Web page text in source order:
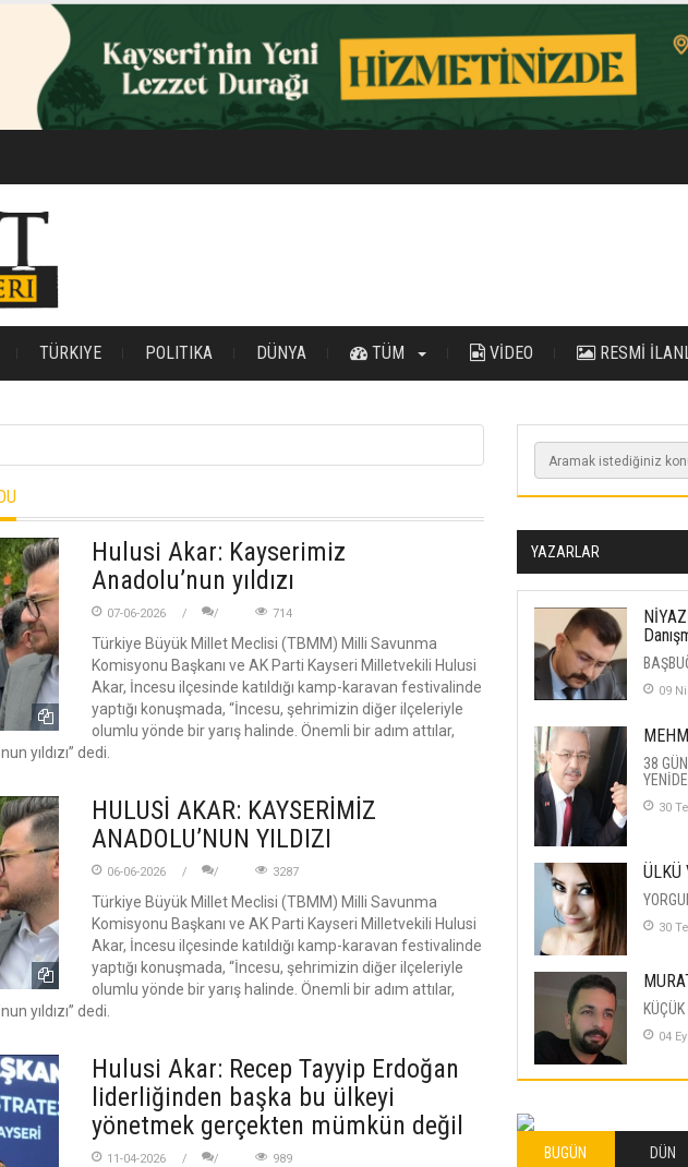
TÜRKIYE POLITIKA DÜNYA TÜM VİDEO RESMİ
Hulusi Akar: Kayserimiz
Anadolu’nun yıldızı
07-06-2026 714
Türkiye Büyük Millet Meclisi (TBMM) Milli Savunma
Komisyonu Başkanı ve AK Parti Kayseri Milletvekili Hulusi
Akar, İncesu ilçesinde katıldığı kamp-karavan festivalinde
yaptığı konuşmada, “İncesu, şehrimizin diğer ilçeleriyle
olumlu yönde bir yarış halinde. Önemli bir adım attılar,
yıldızı” dedi.
HULUSİ AKAR: KAYSERİMİZ
ANADOLU’NUN YILDIZI
06-06-2026 3287
Türkiye Büyük Millet Meclisi (TBMM) Milli Savunma
Komisyonu Başkanı ve AK Parti Kayseri Milletvekili Hulusi
Akar, İncesu ilçesinde katıldığı kamp-karavan festivalinde
yaptığı konuşmada, “İncesu, şehrimizin diğer ilçeleriyle
olumlu yönde bir yarış halinde. Önemli bir adım attılar,
yıldızı” dedi.
Hulusi Akar: Recep Tayyip Erdoğan
liderliğinden başka bu ülkeyi
yönetmek gerçekten mümkün değil
11-04-2026 989
YAZARLAR
09
38
30
ÜLKÜ
30
04
26
BUGÜN DÜN